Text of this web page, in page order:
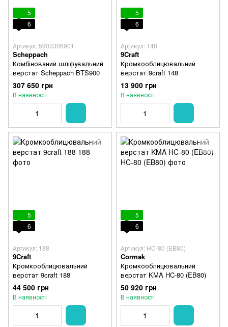
5
6
Артикул: 5903306901
Scheppach
Комбінований шліфувальний
верстат Scheppach BTS900
307 650 грн
В наявності
5
6
Артикул: 148
9Craft
Кромкооблицювальний
верстат 9craft 148
13 900 грн
В наявності
5
6
Артикул: 188
9Craft
Кромкооблицювальний
верстат 9craft 188
44 500 грн
В наявності
5
6
Артикул: HC-80 (EB80)
Cormak
Кромкооблицювальний
верстат KMA HC-80 (EB80)
50 920 грн
В наявності